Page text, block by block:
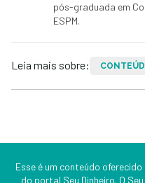
pós-graduada em
ESPM.
Leia mais sobre:
Esse é um conteúdo
do portal Seu Dinheiro. O